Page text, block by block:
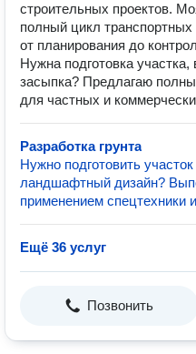
строительных проектов.
полный цикл
от планирования до
Нужна подготовка
засыпка? Предлагаю
для частных и
Разработка грунта
Нужно подготовить
ландшафтный дизайн?
применением спецтехники
Ещё 36 услуг
Позвонить